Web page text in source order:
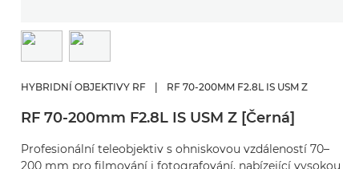
HYBRIDNÍ OBJEKTIVY RF RF 70-200MM F2.8L IS USM Z
RF 70-200mm F2.8L IS USM Z [Černá]
Profesionální teleobjektiv s ohniskovou vzdáleností 70–
200 mm pro filmování i fotografování, nabízející vysokou